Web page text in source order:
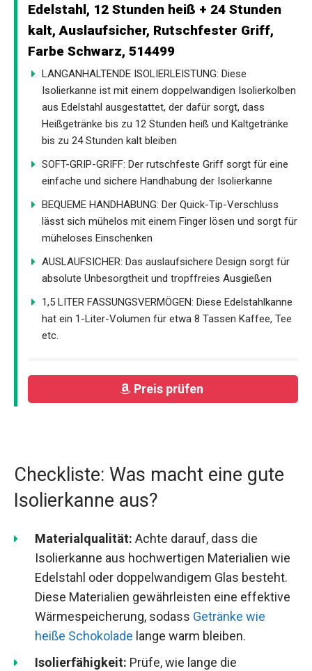
Edelstahl, 12 Stunden heiß + 24 Stunden
kalt, Auslaufsicher, Rutschfester Griff,
Farbe Schwarz, 514499
LANGANHALTENDE ISOLIERLEISTUNG: Diese
Isolierkanne ist mit einem doppelwandigen Isolierkolben
aus Edelstahl ausgestattet, der dafür sorgt, dass
Heißgetränke bis zu 12 Stunden heiß und Kaltgetränke
bis zu 24 Stunden kalt bleiben
SOFT-GRIP-GRIFF: Der rutschfeste Griff sorgt für eine
einfache und sichere Handhabung der Isolierkanne
BEQUEME HANDHABUNG: Der Quick-Tip-Verschluss
lässt sich mühelos mit einem Finger lösen und sorgt für
müheloses Einschenken
AUSLAUFSICHER: Das auslaufsichere Design sorgt für
absolute Unbesorgtheit und tropffreies Ausgießen
1,5 LITER FASSUNGSVERMÖGEN: Diese Edelstahlkanne
hat ein 1-Liter-Volumen für etwa 8 Tassen Kaffee, Tee
etc.
Preis prüfen
Checkliste: Was macht eine gute
Isolierkanne aus?
Materialqualität: Achte darauf, dass die
Isolierkanne aus hochwertigen Materialien wie
Edelstahl oder doppelwandigem Glas besteht.
Diese Materialien gewährleisten eine effektive
Wärmespeicherung, sodass Getränke wie
heiße Schokolade lange warm bleiben.
Isolierfähigkeit: Prüfe, wie lange die